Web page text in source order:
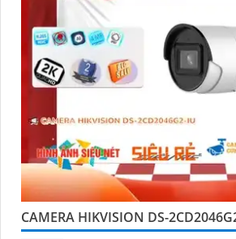
CAMERA HIKVISION DS-